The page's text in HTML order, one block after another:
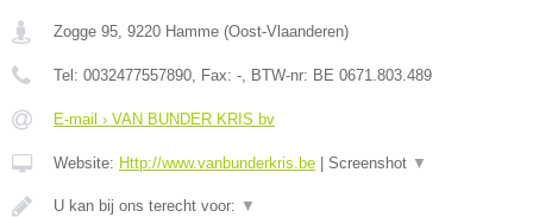
Zogge 95, 9220 Hamme (Oost-Vlaanderen)
Tel: 0032477557890, Fax: -, BTW-nr: BE 0671.803.489
E-mail › VAN BUNDER KRIS bv
Website: Http://www.vanbunderkris.be Screenshot ▼
U kan bij ons terecht voor: ▼